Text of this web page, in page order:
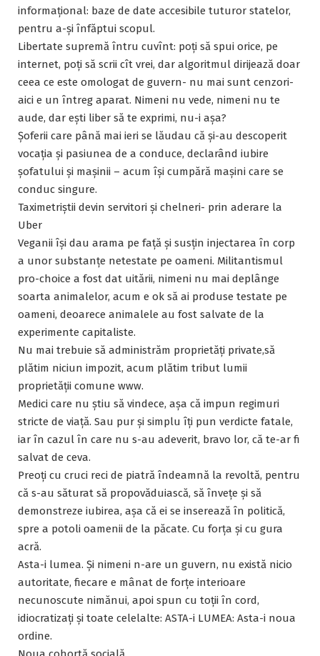
informațional: baze de date accesibile tuturor statelor,
pentru a-și înfăptui scopul.
Libertate supremă întru cuvînt: poți să spui orice, pe
internet, poți să scrii cît vrei, dar algoritmul dirijează doar
ceea ce este omologat de guvern- nu mai sunt cenzori-
aici e un întreg aparat. Nimeni nu vede, nimeni nu te
aude, dar ești liber să te exprimi, nu-i așa?
Șoferii care până mai ieri se lăudau că și-au descoperit
vocația și pasiunea de a conduce, declarând iubire
șofatului și mașinii – acum își cumpără mașini care se
conduc singure.
Taximetriștii devin servitori și chelneri- prin aderare la
Uber
Veganii își dau arama pe față și susțin injectarea în corp
a unor substanțe netestate pe oameni. Militantismul
pro-choice a fost dat uitării, nimeni nu mai deplânge
soarta animalelor, acum e ok să ai produse testate pe
oameni, deoarece animalele au fost salvate de la
experimente capitaliste.
Nu mai trebuie să administrăm proprietăți private,să
plătim niciun impozit, acum plătim tribut lumii
proprietății comune www.
Medici care nu știu să vindece, așa că impun regimuri
stricte de viață. Sau pur și simplu îți pun verdicte fatale,
iar în cazul în care nu s-au adeverit, bravo lor, că te-ar fi
salvat de ceva.
Preoți cu cruci reci de piatră îndeamnă la revoltă, pentru
că s-au săturat să propovăduiască, să învețe și să
demonstreze iubirea, așa că ei se inserează în politică,
spre a potoli oamenii de la păcate. Cu forța și cu gura
acră.
Asta-i lumea. Și nimeni n-are un guvern, nu există nicio
autoritate, fiecare e mânat de forțe interioare
necunoscute nimănui, apoi spun cu toții în cord,
idiocratizați și toate celelalte: ASTA-i LUMEA: Asta-i noua
ordine.